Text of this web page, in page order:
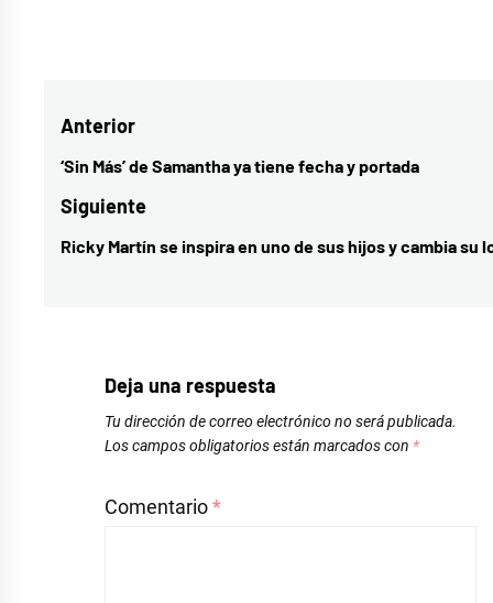
Gray
cultura,
internacional
Navegación
de
entradas
Anterior
Entrada
anterior:
‘Sin Más’ de Samantha ya tiene fecha y portada
Siguiente
Entrada
Ricky Martín se inspira en uno de sus hijos y cambia su
Deja una respuesta
Tu dirección de correo electrónico no será publicada.
Los campos obligatorios están marcados con *
Comentario*